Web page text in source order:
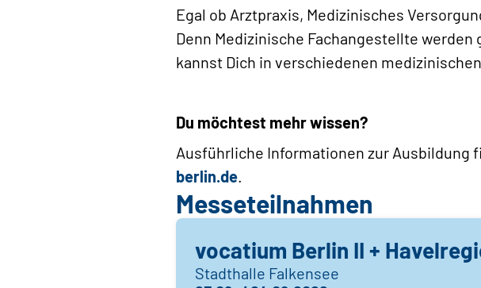
Egal ob Arztpraxis, Medizinisches
Denn Medizinische Fachangestellte
kannst Dich in verschiedenen
Du möchtest mehr wissen?
Ausführliche Informationen zur Ausbildung
berlin.de.
Messeteilnahmen
vocatium Berlin II +
Stadthalle Falkensee